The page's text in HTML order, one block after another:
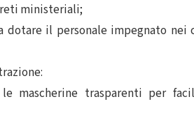
ministeriali;
dotare il personale impegnato nei
mascherine trasparenti per